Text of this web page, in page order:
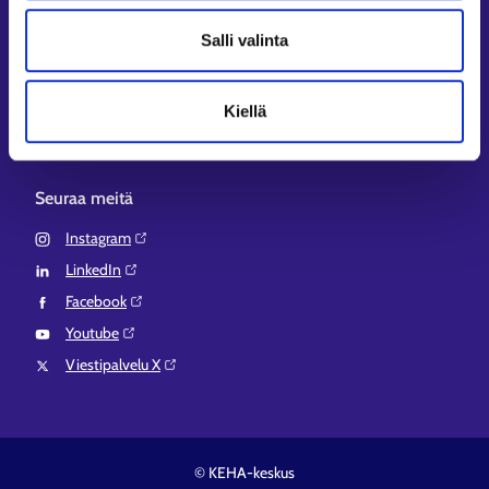
Salli valinta
Kiellä
Work in Finland⁠
Suomi.fi-valtuudet⁠
Seuraa meitä
Instagram⁠
LinkedIn⁠
Facebook⁠
Youtube⁠
Viestipalvelu X⁠
© KEHA-keskus